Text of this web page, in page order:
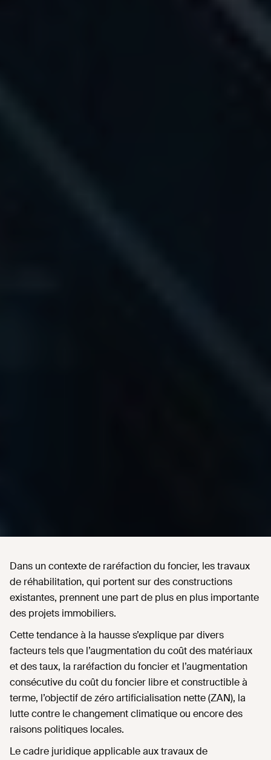
Dans un contexte de raréfaction du foncier, les travaux
de réhabilitation, qui portent sur des constructions
existantes, prennent une part de plus en plus importante
des projets immobiliers.
Cette tendance à la hausse s’explique par divers
facteurs tels que l’augmentation du coût des matériaux
et des taux, la raréfaction du foncier et l’augmentation
consécutive du coût du foncier libre et constructible à
terme, l’objectif de zéro artificialisation nette (ZAN), la
lutte contre le changement climatique ou encore des
raisons politiques locales.
Le cadre juridique applicable aux travaux de